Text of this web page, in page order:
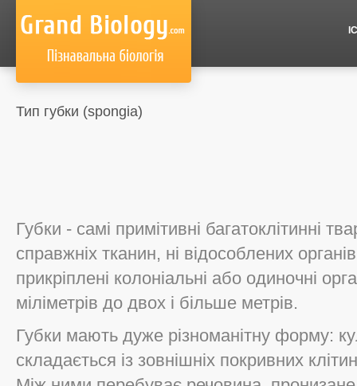
Тип губки (spongia)
Губки - самі примітивні багатоклітинні
справжніх тканин, ні відособлених
прикріплені колоніальні або одиночні
міліметрів до двох і більше метрів.
Губки мають дуже різноманітну форму:
складається із зовнішніх покривних